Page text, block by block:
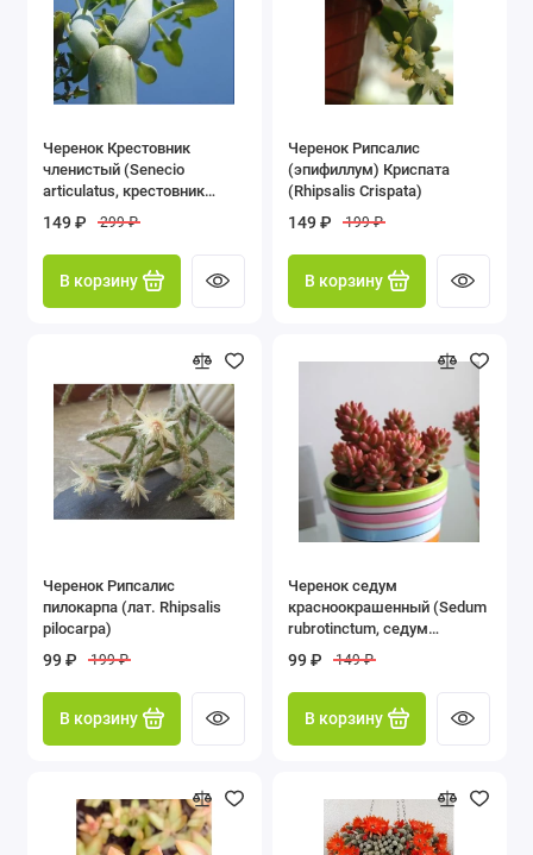
Черенок Крестовник
членистый (Senecio
articulatus, крестовник
149 ₽ 299 ₽
В корзину
Черенок Рипсалис
(эпифиллум) Криспата
(Rhipsalis Crispata)
149 ₽ 199 ₽
В корзину
Черенок Рипсалис
пилокарпа (лат. Rhipsalis
pilocarpa)
99 ₽ 199 ₽
В корзину
Черенок седум
красноокрашенный (Sedum
rubrotinctum, седум
99 ₽ 149 ₽
В корзину